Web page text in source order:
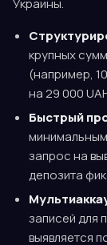
Украины.
крупных
(например,
на 29 000
Быстрый
запрос на
депозита
записей для
выявляется